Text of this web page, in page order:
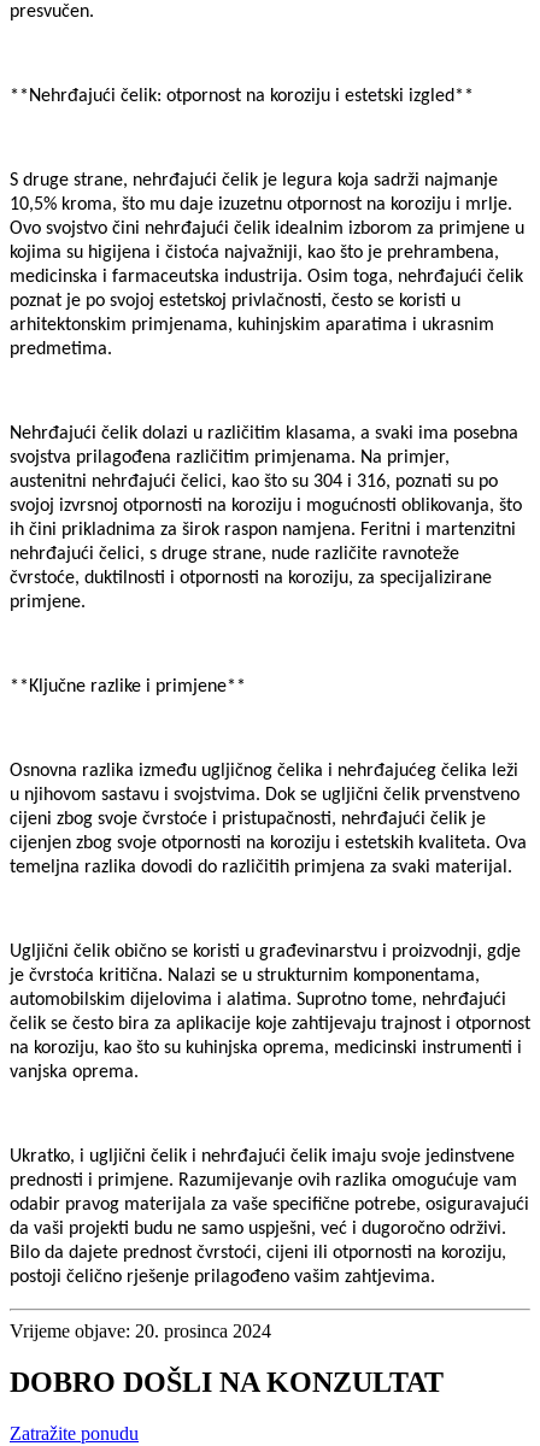
presvučen.
**Nehrđajući čelik: otpornost na koroziju i estetski izgled**
S druge strane, nehrđajući čelik je legura koja sadrži najmanje
10,5% kroma, što mu daje izuzetnu otpornost na koroziju i mrlje.
Ovo svojstvo čini nehrđajući čelik idealnim izborom za primjene u
kojima su higijena i čistoća najvažniji, kao što je prehrambena,
medicinska i farmaceutska industrija. Osim toga, nehrđajući čelik
poznat je po svojoj estetskoj privlačnosti, često se koristi u
arhitektonskim primjenama, kuhinjskim aparatima i ukrasnim
predmetima.
Nehrđajući čelik dolazi u različitim klasama, a svaki ima posebna
svojstva prilagođena različitim primjenama. Na primjer,
austenitni nehrđajući čelici, kao što su 304 i 316, poznati su po
svojoj izvrsnoj otpornosti na koroziju i mogućnosti oblikovanja, što
ih čini prikladnima za širok raspon namjena. Feritni i martenzitni
nehrđajući čelici, s druge strane, nude različite ravnoteže
čvrstoće, duktilnosti i otpornosti na koroziju, za specijalizirane
primjene.
**Ključne razlike i primjene**
Osnovna razlika između ugljičnog čelika i nehrđajućeg čelika leži
u njihovom sastavu i svojstvima. Dok se ugljični čelik prvenstveno
cijeni zbog svoje čvrstoće i pristupačnosti, nehrđajući čelik je
cijenjen zbog svoje otpornosti na koroziju i estetskih kvaliteta. Ova
temeljna razlika dovodi do različitih primjena za svaki materijal.
Ugljični čelik obično se koristi u građevinarstvu i proizvodnji, gdje
je čvrstoća kritična. Nalazi se u strukturnim komponentama,
automobilskim dijelovima i alatima. Suprotno tome, nehrđajući
čelik se često bira za aplikacije koje zahtijevaju trajnost i otpornost
na koroziju, kao što su kuhinjska oprema, medicinski instrumenti i
vanjska oprema.
Ukratko, i ugljični čelik i nehrđajući čelik imaju svoje jedinstvene
prednosti i primjene. Razumijevanje ovih razlika omogućuje vam
odabir pravog materijala za vaše specifične potrebe, osiguravajući
da vaši projekti budu ne samo uspješni, već i dugoročno održivi.
Bilo da dajete prednost čvrstoći, cijeni ili otpornosti na koroziju,
postoji čelično rješenje prilagođeno vašim zahtjevima.
Vrijeme objave: 20. prosinca 2024
DOBRO DOŠLI NA KONZULTAT
Zatražite ponudu